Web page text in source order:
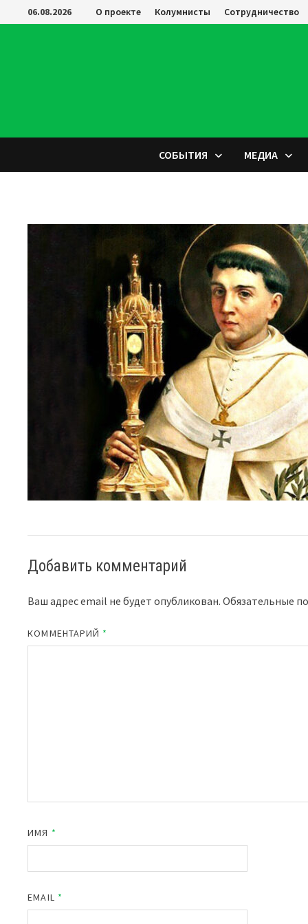
Перейти
к
06.08.2026 О проекте Колумнисты Сотрудничество
СОБЫТИЯ МЕДИА
Добавить комментарий
Ваш адрес email не будет опубликован. Обязательные
КОММЕНТАРИЙ *
ИМЯ *
EMAIL *